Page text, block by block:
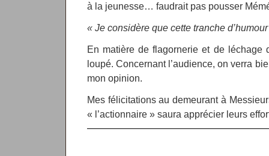
à la jeunesse… faudrait pas pousser
« Je considère que cette tranche
En matière de flagornerie et de léchage
loupé. Concernant l’audience, on verra
mon opinion.
Mes félicitations au demeurant à
« l’actionnaire » saura apprécier leurs